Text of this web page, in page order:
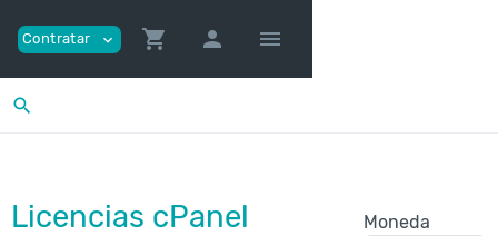
Contratar expand_more shopping_cart person menu
search
Licencias cPanel Moneda